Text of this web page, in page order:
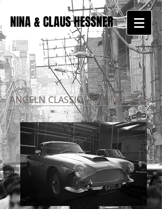
NINA & CLAUS HESSNER
ANGELN CLASSIC, AUTUMN 2015